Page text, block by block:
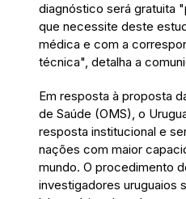
diagnóstico será gratuita
que necessite deste
médica e com a
técnica", detalha a
Em resposta à proposta
de Saúde (OMS), o
resposta institucional e
nações com maior
mundo. O procedimento
investigadores uruguaios